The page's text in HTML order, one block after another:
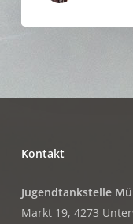
Kontakt
Jugendtankstelle
Markt 19, 4273